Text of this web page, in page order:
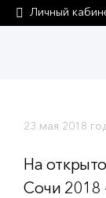
Личный
23 мая 2018
На
Сочи 2018